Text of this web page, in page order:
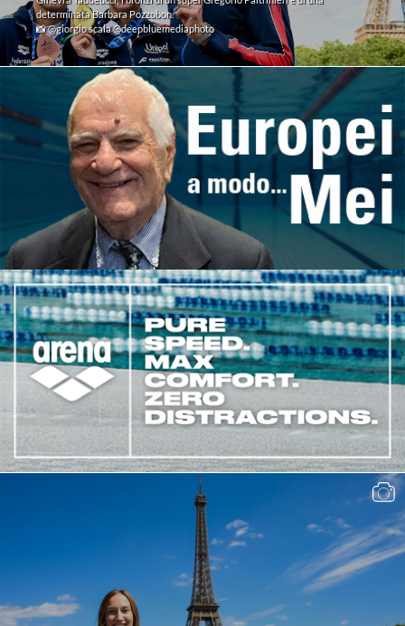
determinata Barbara Pozzobon.
📸 @giorgio.scala @deepbluemediaphoto